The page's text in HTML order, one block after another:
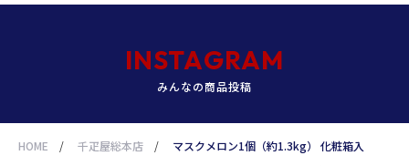
HOME / 千疋屋総本店 /
マスクメロン1個（約1.3kg） 化粧箱入
INSTAGRAM
みんなの商品投稿